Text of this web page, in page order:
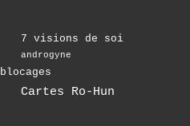
7 visions de soi
androgyne
blocages
Cartes Ro-Hun